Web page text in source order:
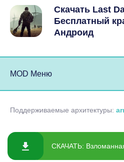
Скачать Last
Бесплатный
Андроид
MOD Меню
Поддерживаемые архитектуры:
СКАЧАТЬ: